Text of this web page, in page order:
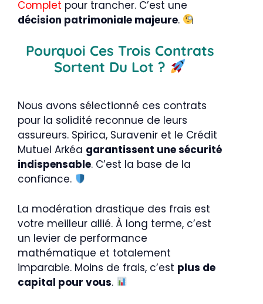
Complet pour trancher. C’est une
décision patrimoniale majeure.
Pourquoi Ces Trois Contrats
Sortent Du Lot ?
Nous avons sélectionné ces contrats
pour la solidité reconnue de leurs
assureurs. Spirica, Suravenir et le Crédit
Mutuel Arkéa garantissent une sécurité
indispensable. C’est la base de la
confiance.
La modération drastique des frais est
votre meilleur allié. À long terme, c’est
un levier de performance
mathématique et totalement
imparable. Moins de frais, c’est plus de
capital pour vous.